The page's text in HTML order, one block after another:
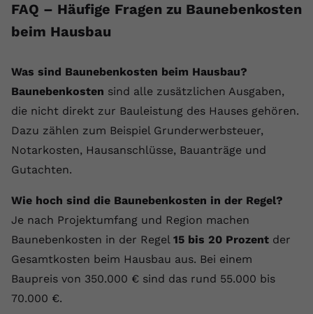
FAQ – Häufige Fragen zu Baunebenkosten
beim Hausbau
Was sind Baunebenkosten beim Hausbau?
Baunebenkosten sind alle zusätzlichen Ausgaben,
die nicht direkt zur Bauleistung des Hauses gehören.
Dazu zählen zum Beispiel Grunderwerbsteuer,
Notarkosten, Hausanschlüsse, Bauanträge und
Gutachten.
Wie hoch sind die Baunebenkosten in der Regel?
Je nach Projektumfang und Region machen
Baunebenkosten in der Regel 15 bis 20 Prozent der
Gesamtkosten beim Hausbau aus. Bei einem
Baupreis von 350.000 € sind das rund 55.000 bis
70.000 €.